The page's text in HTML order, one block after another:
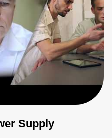
Supply